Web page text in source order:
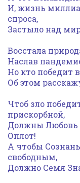
И, жизнь
спроса,
Застыло над
Восстала
Наслав
Но кто победит
Об этом
Чтоб зло
прискорбной,
Должны Любовь
Оплот!
А чтобы
свободным,
Должно Семя